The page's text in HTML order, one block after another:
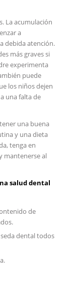
La​ acumulación
⁣a
debida atención.
más graves⁤ si
experimenta
puede
los‌ niños dejen
⁣una falta de
una buena
y una ⁢dieta
tenga en
mantenerse‍ al
salud dental
de
⁣dental ⁣todos